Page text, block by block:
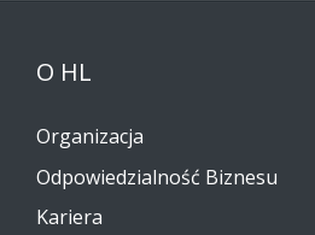
O HL
Organizacja
Odpowiedzialność Biznesu
Kariera